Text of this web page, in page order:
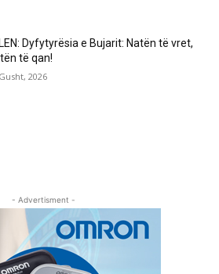
Dyfytyrësia e Bujarit: Natën të vret,
të qan!
2026
- Advertisment -